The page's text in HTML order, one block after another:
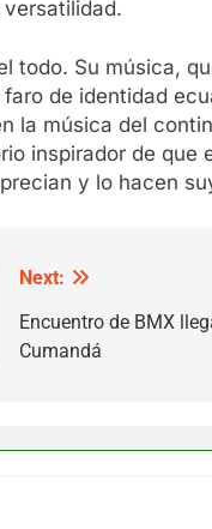
todo. Su música,
de identidad
la música del
inspirador de que
y lo hacen
Next:
Encuentro de BMX
Cumandá